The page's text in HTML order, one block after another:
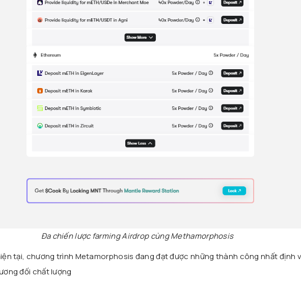
Đa chiến lược farming Airdrop cùng Methamorphosis
tại, chương trình Metamorphosis đang đạt được những thành công nhất định
đối chất lượng